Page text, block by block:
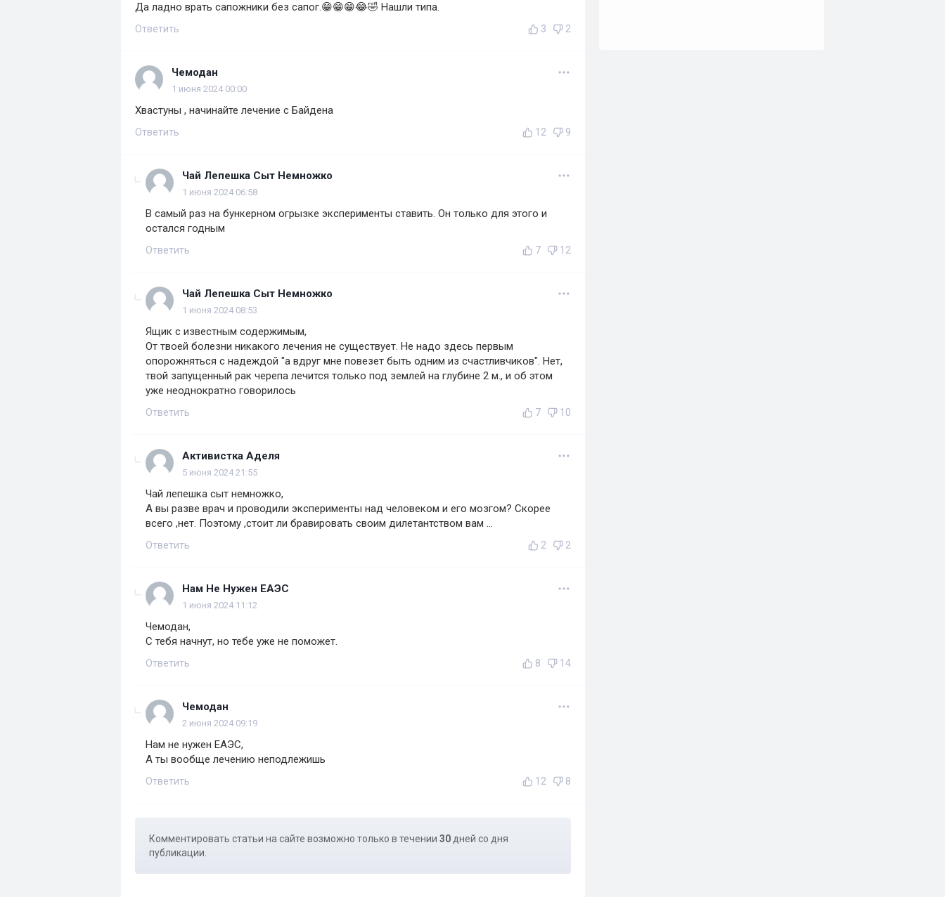
Да ладно врать сапожники без сапог.😁😁😁😂🤣 Нашли типа.
Ответить 3 2
Чемодан
1 июня 2024 00:00
Хвастуны , начинайте лечение с Байдена
Ответить 12 9
Чай Лепешка Сыт Немножко
1 июня 2024 06:58
В самый раз на бункерном огрызке эксперименты ставить. Он только для этого и
остался годным
Ответить 7 12
Чай Лепешка Сыт Немножко
1 июня 2024 08:53
Ящик с известным содержимым,
От твоей болезни никакого лечения не существует. Не надо здесь первым
опорожняться с надеждой "а вдруг мне повезет быть одним из счастливчиков". Нет,
твой запущенный рак черепа лечится только под землей на глубине 2 м., и об этом
уже неоднократно говорилось
Ответить 7 10
Активистка Аделя
5 июня 2024 21:55
Чай лепешка сыт немножко,
А вы разве врач и проводили эксперименты над человеком и его мозгом? Скорее
всего ,нет. Поэтому ,стоит ли бравировать своим дилетантством вам ...
Ответить 2 2
Нам Не Нужен ЕАЭС
1 июня 2024 11:12
Чемодан,
С тебя начнут, но тебе уже не поможет.
Ответить 8 14
Чемодан
2 июня 2024 09:19
Нам не нужен ЕАЭС,
А ты вообще лечению неподлежишь
Ответить 12 8
Комментировать статьи на сайте возможно только в течении 30 дней со дня
публикации.